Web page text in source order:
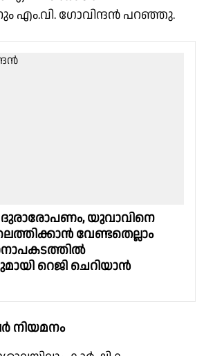
എം.വി. ഗോവിന്ദൻ പറഞ്ഞു.
ദുരാരോപണം, യുവാവിനെ
വേണ്ടതെല്ലാം
റെജി ചെറിയാൻ
നിയമനം